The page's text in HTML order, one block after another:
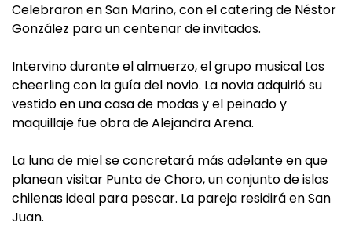
Celebraron en San Marino, con el catering de Néstor
González para un centenar de invitados.
Intervino durante el almuerzo, el grupo musical Los
cheerling con la guía del novio. La novia adquirió su
vestido en una casa de modas y el peinado y
maquillaje fue obra de Alejandra Arena.
La luna de miel se concretará más adelante en que
planean visitar Punta de Choro, un conjunto de islas
chilenas ideal para pescar. La pareja residirá en San
Juan.